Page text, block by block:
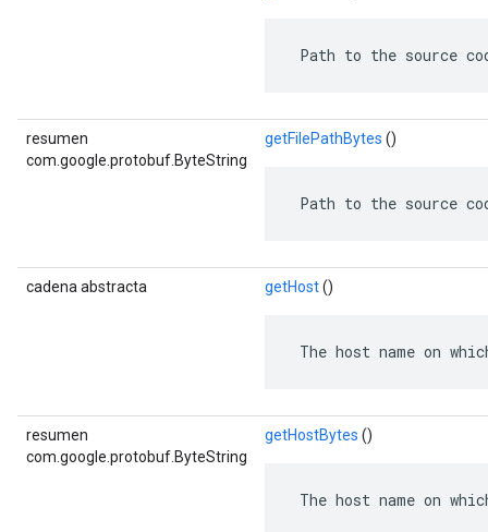
Path to the source
resumen
com.google.protobuf.ByteString
getFilePathBytes ()
Path to the source
cadena abstracta getHost()
The host name on
resumen
com.google.protobuf.ByteString
getHostBytes ()
The host name on